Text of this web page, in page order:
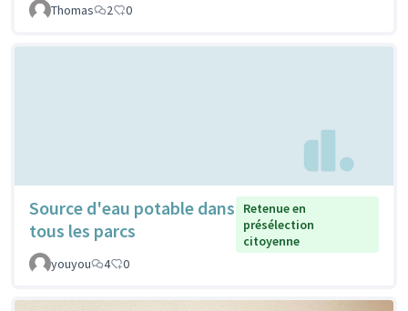
Thomas
2 0
Source d'eau potable dans
tous les parcs
Retenue en
présélection
citoyenne
youyou
4 0